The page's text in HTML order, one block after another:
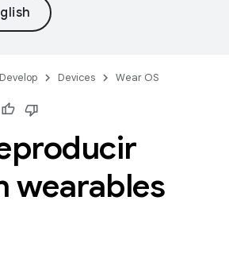
Develop Devices Wear OS
wearables